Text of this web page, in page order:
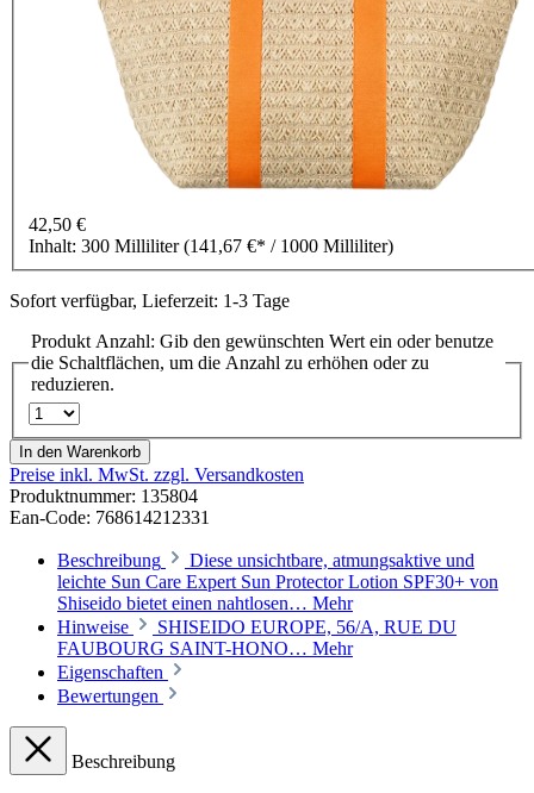
42,50 €
Inhalt: 300 Milliliter(141,67 €* / 1000 Milliliter)
Sofort verfügbar, Lieferzeit: 1-3 Tage
Produkt Anzahl: Gib den gewünschten Wert ein oder benutze
die Schaltflächen, um die Anzahl zu erhöhen oder zu
reduzieren.
In den Warenkorb
Preise inkl. MwSt. zzgl. Versandkosten
Produktnummer: 135804
Ean-Code: 768614212331
Beschreibung
Diese unsichtbare, atmungsaktive und
leichte Sun Care Expert Sun Protector Lotion SPF30+ von
Shiseido bietet einen nahtlosen… Mehr
Hinweise
SHISEIDO EUROPE, 56/A, RUE DU
FAUBOURG SAINT-HONO… Mehr
Eigenschaften
Bewertungen
Beschreibung